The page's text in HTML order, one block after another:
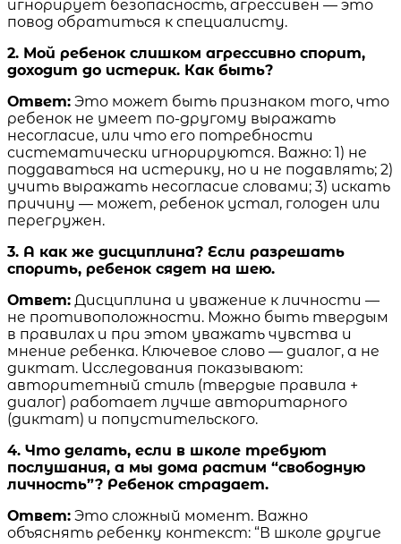
игнорирует безопасность, агрессивен — это
повод обратиться к специалисту.
2. Мой ребенок слишком агрессивно спорит,
доходит до истерик. Как быть?
Ответ: Это может быть признаком того, что
ребенок не умеет по-другому выражать
несогласие, или что его потребности
систематически игнорируются. Важно: 1) не
поддаваться на истерику, но и не подавлять; 2)
учить выражать несогласие словами; 3) искать
причину — может, ребенок устал, голоден или
перегружен.
3. А как же дисциплина? Если разрешать
спорить, ребенок сядет на шею.
Ответ: Дисциплина и уважение к личности —
не противоположности. Можно быть твердым
в правилах и при этом уважать чувства и
мнение ребенка. Ключевое слово — диалог, а не
диктат. Исследования показывают:
авторитетный стиль (твердые правила +
диалог) работает лучше авторитарного
(диктат) и попустительского.
4. Что делать, если в школе требуют
послушания, а мы дома растим “свободную
личность”? Ребенок страдает.
Ответ: Это сложный момент. Важно
объяснять ребенку контекст: “В школе другие